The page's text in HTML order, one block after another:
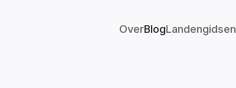
OverBlogLandengidsen